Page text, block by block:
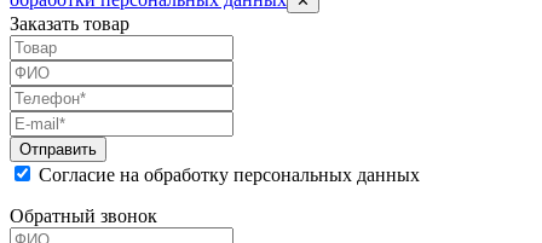
Заказать товар
Согласие на обработку персональных данных
Обратный звонок